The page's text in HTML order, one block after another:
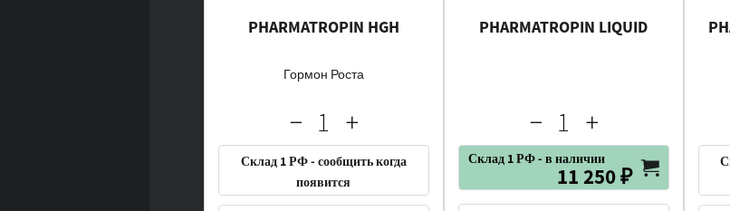
PHARMATROPIN HGH
Гормон Роста
Склад 1 РФ - сообщить когда
появится
PHARMATROPIN LIQUID
Склад 1 РФ - в наличии
11 250 ₽